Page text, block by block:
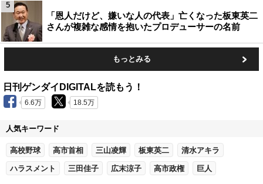
「恩人だけど、嫌いな人の代表」亡くなった板東英二
さんが複雑な感情を抱いたプロデューサーの名前
5
もっとみる
日刊ゲンダイDIGITALを読もう！
6.6万 18.5万
人気キーワード
高校野球 高市首相 三山凌輝 板東英二 清水アキラ
ハラスメント 三田佳子 広末涼子 高市政権 巨人